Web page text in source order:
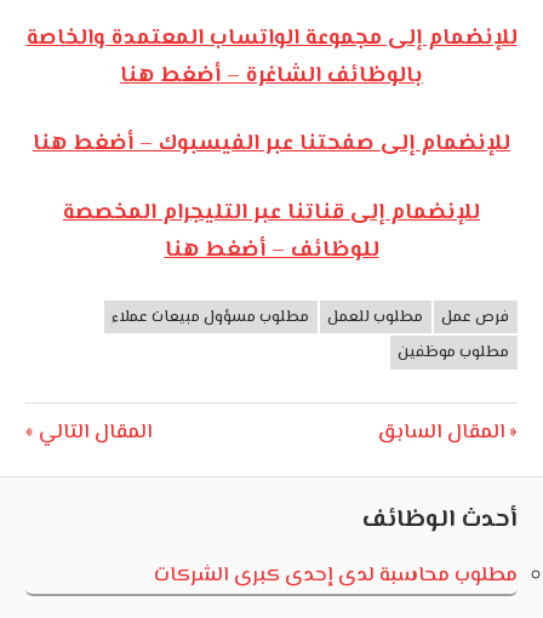
للإنضمام إلى مجموعة الواتساب المعتمدة والخاصة
بالوظائف الشاغرة – أضغط هنا
للإنضمام إلى صفحتنا عبر الفيسبوك – أضغط هنا
للإنضمام إلى قناتنا عبر التليجرام المخصصة
للوظائف – أضغط هنا
وظائف
الأردن
فرص عمل مطلوب للعمل
مطلوب مسؤول مبيعات عملاء
مطلوب موظفين
تصفّح
المقالات
Previous
المقال السابق
Next
المقال التالي
أحدث الوظائف
مطلوب محاسبة لدى إحدى كبرى الشركات